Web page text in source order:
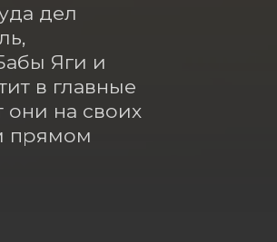
дел
Яги и
в главные
они на своих
прямом